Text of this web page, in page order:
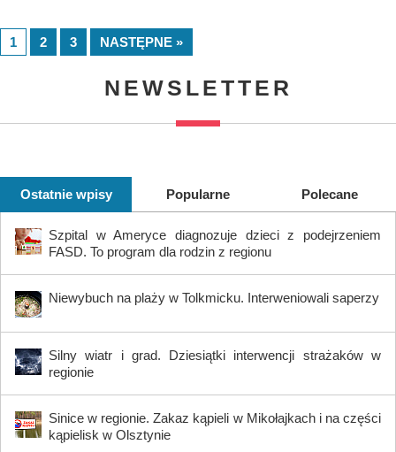
1 2 3 NASTĘPNE »
NEWSLETTER
Ostatnie wpisy Popularne Polecane
Szpital w Ameryce diagnozuje dzieci z podejrzeniem
FASD. To program dla rodzin z regionu
Niewybuch na plaży w Tolkmicku. Interweniowali saperzy
Silny wiatr i grad. Dziesiątki interwencji strażaków w
regionie
Sinice w regionie. Zakaz kąpieli w Mikołajkach i na części
kąpielisk w Olsztynie